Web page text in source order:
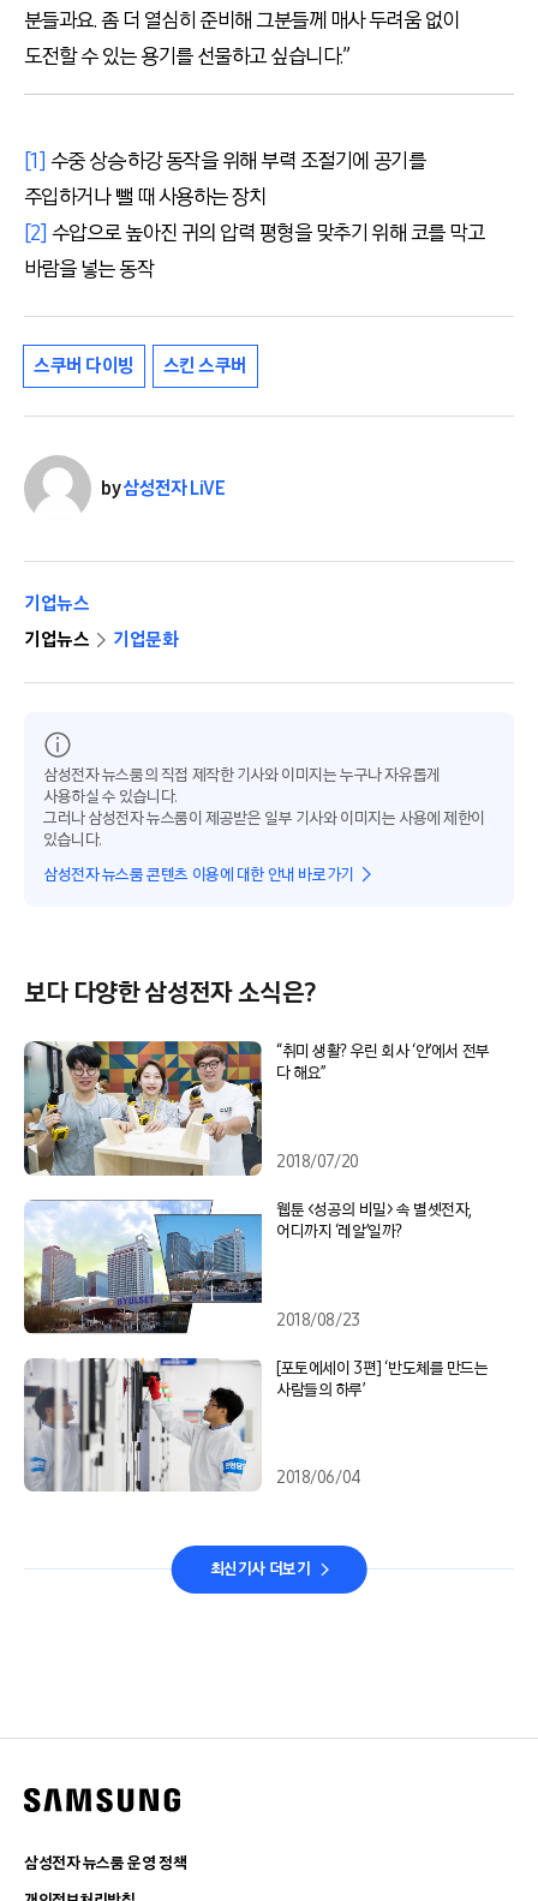
분들과요. 좀 더 열심히 준비해 그분들께 매사 두려움 없이
도전할 수 있는 용기를 선물하고 싶습니다.”
[1] 수중 상승·하강 동작을 위해 부력 조절기에 공기를
주입하거나 뺄 때 사용하는 장치
[2] 수압으로 높아진 귀의 압력 평형을 맞추기 위해 코를 막고
바람을 넣는 동작
스쿠버 다이빙 스킨 스쿠버
by삼성전자 LiVE
기업뉴스
기업뉴스
기업문화
삼성전자 뉴스룸의 직접 제작한 기사와 이미지는 누구나 자유롭게
사용하실 수 있습니다.
그러나 삼성전자 뉴스룸이 제공받은 일부 기사와 이미지는 사용에 제한이
있습니다.
삼성전자 뉴스룸 콘텐츠 이용에 대한 안내 바로가기
보다 다양한 삼성전자 소식은?
“취미 생활? 우린 회사 ‘안’에서 전부
다 해요”
2018/07/20
웹툰 <성공의 비밀> 속 별셋전자,
어디까지 ‘레알’일까?
2018/08/23
[포토에세이 3편] ‘반도체를 만드는
사람들의 하루’
2018/06/04
최신기사 더보기
삼성전자 뉴스룸 운영 정책